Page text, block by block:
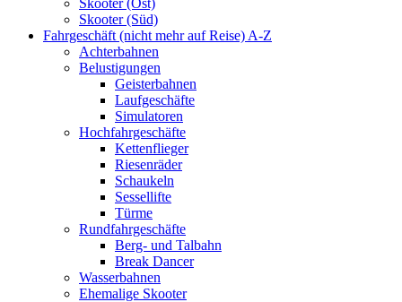
Skooter (Süd)
Fahrgeschäft (nicht mehr auf Reise) A-Z
Achterbahnen
Belustigungen
Geisterbahnen
Laufgeschäfte
Simulatoren
Hochfahrgeschäfte
Kettenflieger
Riesenräder
Schaukeln
Sessellifte
Türme
Rundfahrgeschäfte
Berg- und Talbahn
Break Dancer
Wasserbahnen
Ehemalige Skooter